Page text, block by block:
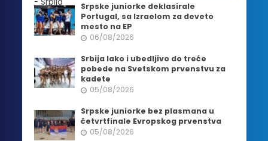
Srpske juniorke deklasirale
Portugal, sa Izraelom za deveto
mesto na EP
06/08/2026
Srbija lako i ubedljivo do treće
pobede na Svetskom prvenstvu za
kadete
05/08/2026
Srpske juniorke bez plasmana u
četvrtfinale Evropskog prvenstva
05/08/2026